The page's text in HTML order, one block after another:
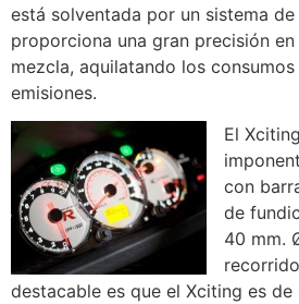
está solventada por un sistema
proporciona una gran precisión
mezcla, aquilatando los
emisiones.
El
con
de
40 mm.
destacable es que el Xciting es